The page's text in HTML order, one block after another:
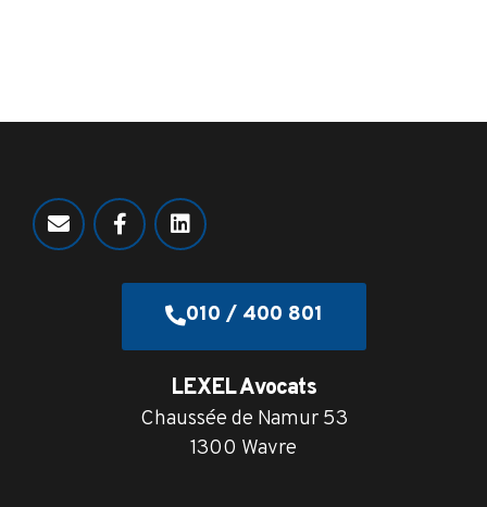
010 / 400 801
LEXEL Avocats
Chaussée de Namur 53
1300 Wavre